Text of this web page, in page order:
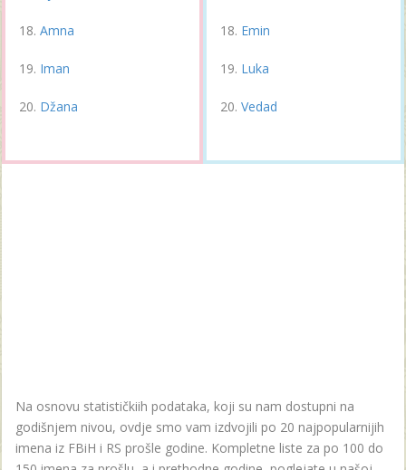
Amna
Iman
Džana
Emin
Luka
Vedad
Na osnovu statističkiih podataka, koji su nam dostupni na
godišnjem nivou, ovdje smo vam izdvojili po 20 najpopularnijih
imena iz FBiH i RS prošle godine. Kompletne liste za po 100 do